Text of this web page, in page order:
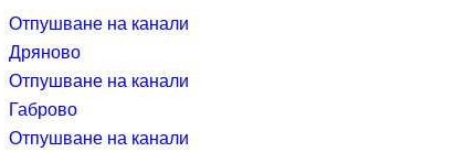
Отпушване на канали
Дряново
Отпушване на канали
Габрово
Отпушване на канали